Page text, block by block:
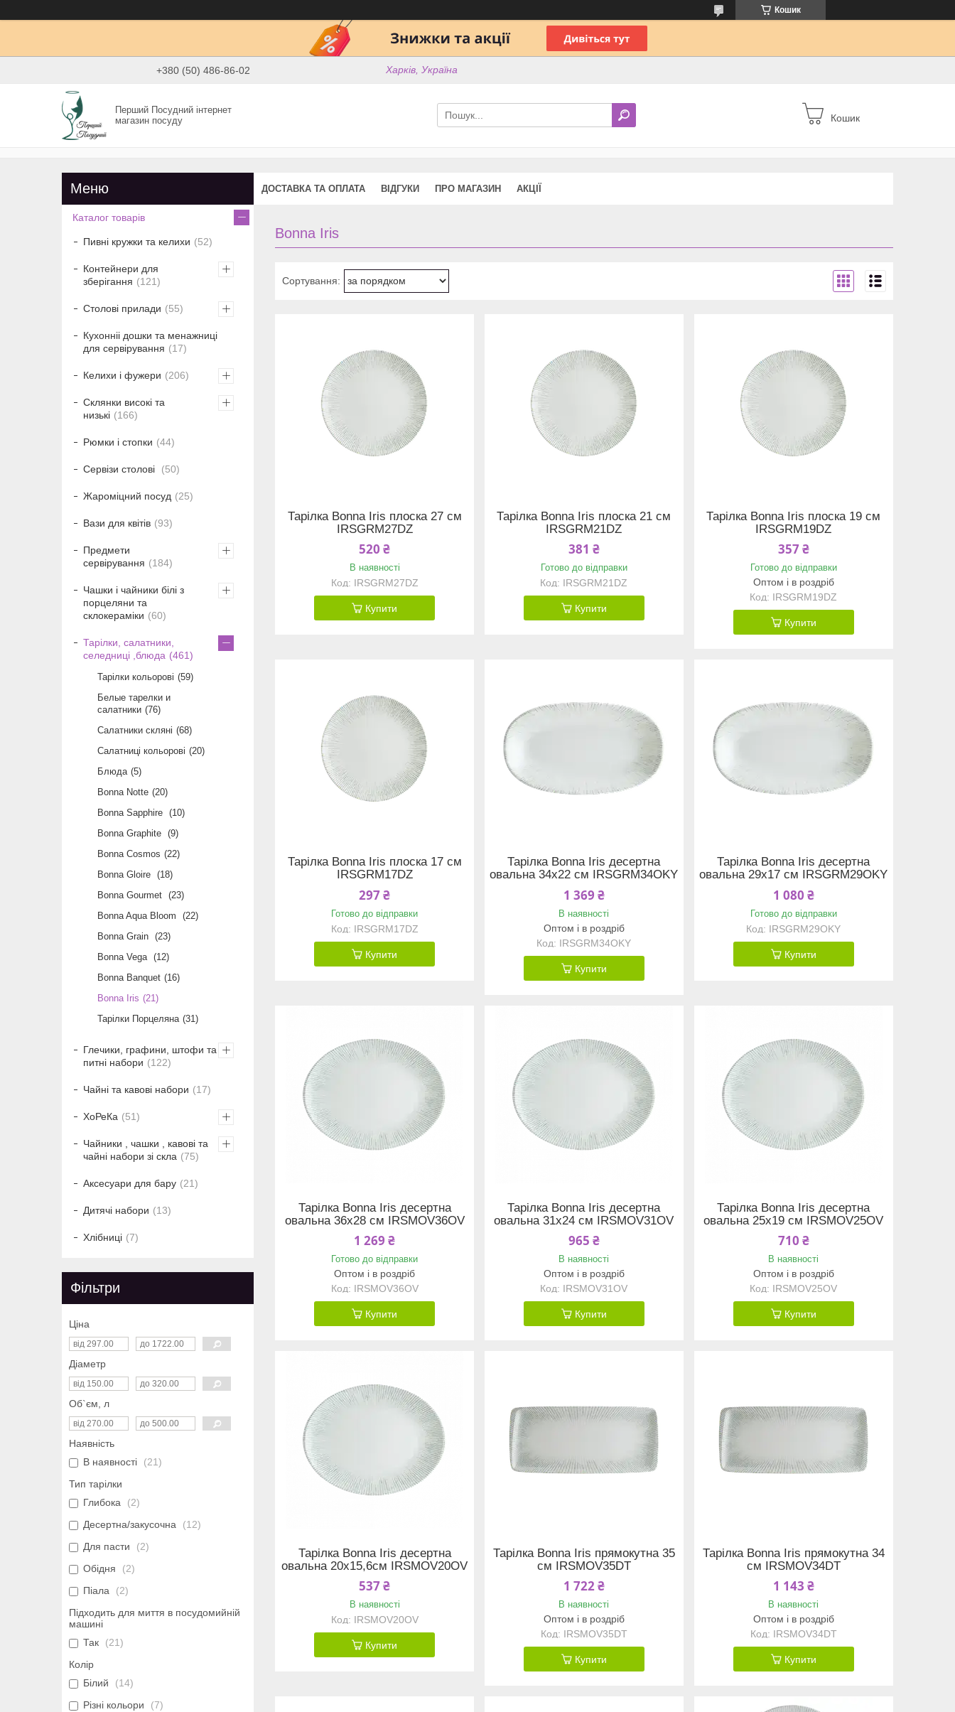
Кошик
+380 (50) 486-86-02 Харків, Україна
Перший Посудний інтернет
магазин посуду
Кошик
ДОСТАВКА ТА ОПЛАТА ВІДГУКИ ПРО МАГАЗИН АКЦІЇ
Bonna Iris
Тарілка Bonna Iris плоска 27 см
IRSGRM27DZ
520 ₴
В наявності
IRSGRM27DZ
Купити
Тарілка Bonna Iris плоска 21 см
IRSGRM21DZ
381 ₴
Готово до відправки
IRSGRM21DZ
Купити
Тарілка Bonna Iris плоска 19 см
IRSGRM19DZ
357 ₴
Готово до відправки
Оптом і в роздріб
IRSGRM19DZ
Купити
Тарілка Bonna Iris плоска 17 см
IRSGRM17DZ
297 ₴
Готово до відправки
IRSGRM17DZ
Купити
Тарілка Bonna Iris десертна
овальна 34х22 см IRSGRM34OKY
1 369 ₴
В наявності
Оптом і в роздріб
IRSGRM34OKY
Купити
Тарілка Bonna Iris десертна
овальна 29х17 см IRSGRM29OKY
1 080 ₴
Готово до відправки
IRSGRM29OKY
Купити
Тарілка Bonna Iris десертна
овальна 36х28 см IRSMOV36OV
1 269 ₴
Готово до відправки
Оптом і в роздріб
IRSMOV36OV
Купити
Тарілка Bonna Iris десертна
овальна 31х24 см IRSMOV31OV
965 ₴
В наявності
Оптом і в роздріб
IRSMOV31OV
Купити
Тарілка Bonna Iris десертна
овальна 25х19 см IRSMOV25OV
710 ₴
В наявності
Оптом і в роздріб
IRSMOV25OV
Купити
Тарілка Bonna Iris десертна
овальна 20х15,6см IRSMOV20OV
537 ₴
В наявності
IRSMOV20OV
Купити
Тарілка Bonna Iris прямокутна 35
см IRSMOV35DT
1 722 ₴
В наявності
Оптом і в роздріб
IRSMOV35DT
Купити
Тарілка Bonna Iris прямокутна 34
см IRSMOV34DT
1 143 ₴
В наявності
Оптом і в роздріб
IRSMOV34DT
Купити
Каталог товарів
Пивні кружки та келихи 52
Контейнери для
зберігання
121
Столові прилади 55
Кухонніі дошки та менажниці
для сервірування
17
Келихи і фужери 206
Склянки високі та
низькі
166
Рюмки і стопки 44
Сервізи столові 50
Жароміцний посуд 25
Вази для квітів 93
Предмети
сервірування
184
Чашки і чайники білі з
порцеляни та
склокераміки
60
Тарілки, салатники,
селедниці ,блюда
461
Тарілки кольорові
59
Белые тарелки и
салатники 76
Салатники скляні
68
Салатниці кольорові
20
Блюда 5
Bonna Notte 20
Bonna Sapphire
10
Bonna Graphite
9
Bonna Cosmos
22
Bonna Gloire
18
Bonna Gourmet
23
Bonna Aqua Bloom
22
Bonna Grain
23
Bonna Vega
12
Bonna Banquet
16
Bonna Iris
21
Тарілки Порцеляна 31
Глечики, графини, штофи та
питні набори
122
Чайні та кавові набори 17
ХоРеКа 51
Чайники , чашки , кавові та
чайні набори зі скла
75
Аксесуари для бару 21
Дитячі набори 13
Хлібниці 7
Фільтри
Ціна
Діаметр
Об`єм, л
Наявність
В наявності
21
Тип тарілки
Глибока
2
Десертна/закусочна
12
Для пасти
2
Обідня
2
Піала
2
Підходить для миття в посудомийній
машині
Так
21
Колір
Білий
14
Різні кольори
7